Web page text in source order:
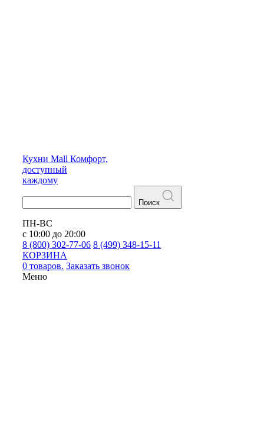
Кухни Mall Комфорт,
доступный
каждому
Поиск
ПН-ВС
с 10:00 до 20:00
8 (800) 302-77-06 8 (499) 348-15-11
КОРЗИНА
0 товаров. Заказать звонок
Меню